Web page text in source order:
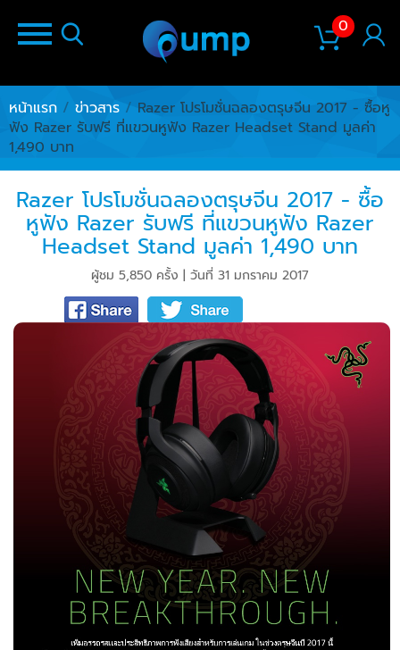
0
หน้าแรก / ข่าวสาร / Razer โปรโมชั่นฉลองตรุษจีน 2017 - ซื้อหู
ฟัง Razer รับฟรี ที่แขวนหูฟัง Razer Headset Stand มูลค่า
1,490 บาท
Razer โปรโมชั่นฉลองตรุษจีน 2017 - ซื้อ
หูฟัง Razer รับฟรี ที่แขวนหูฟัง Razer
Headset Stand มูลค่า 1,490 บาท
ผู้ชม 5,850 ครั้ง | วันที่ 31 มกราคม 2017